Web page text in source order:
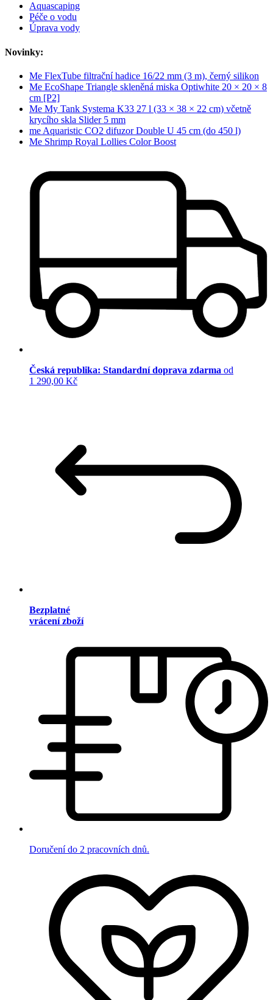
Aquascaping
Péče o vodu
Úprava vody
Novinky:
Me FlexTube filtrační hadice 16/22 mm (3 m), černý silikon
Me EcoShape Triangle skleněná miska Optiwhite 20 × 20 × 8
cm [P2]
Me My Tank Systema K33 27 l (33 × 38 × 22 cm) včetně
krycího skla Slider 5 mm
me Aquaristic CO2 difuzor Double U 45 cm (do 450 l)
Me Shrimp Royal Lollies Color Boost
Česká republika: Standardní doprava zdarma od
1 290,00 Kč
Bezplatné
vrácení zboží
Doručení do 2 pracovních dnů.